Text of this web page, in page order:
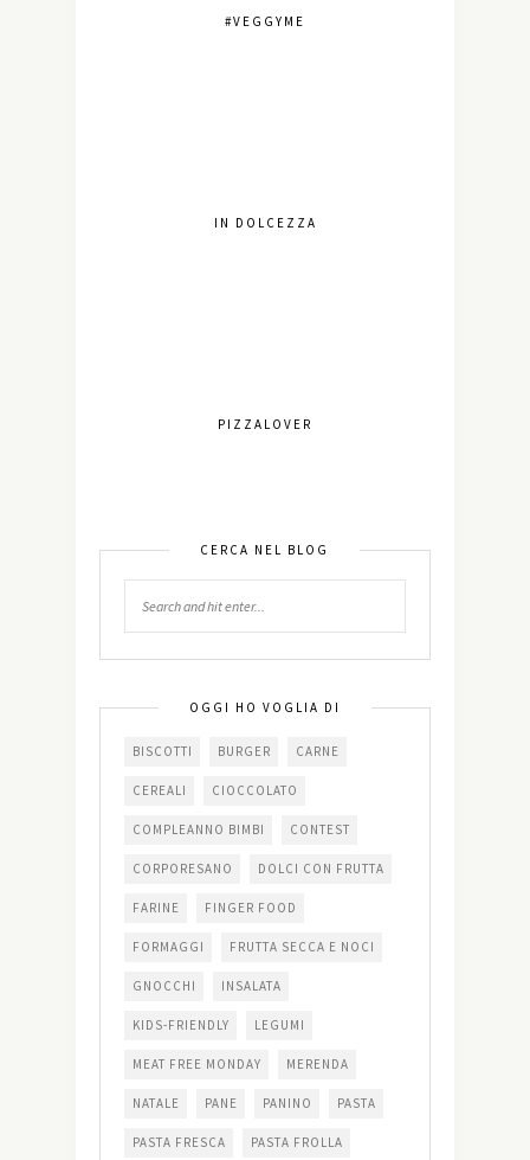
#VEGGYME
IN DOLCEZZA
PIZZALOVER
CERCA NEL BLOG
OGGI HO VOGLIA DI
BISCOTTI BURGER CARNE
CEREALI CIOCCOLATO
COMPLEANNO BIMBI CONTEST
CORPORESANO DOLCI CON FRUTTA
FARINE FINGER FOOD
FORMAGGI FRUTTA SECCA E NOCI
GNOCCHI INSALATA
KIDS-FRIENDLY LEGUMI
MEAT FREE MONDAY MERENDA
NATALE PANE PANINO PASTA
PASTA FRESCA PASTA FROLLA